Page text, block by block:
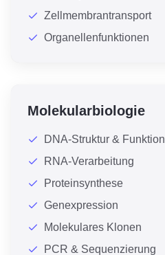
Zellmembrantransport
Organellenfunktionen
Molekularbiologie
DNA-Struktur & Funktion
RNA-Verarbeitung
Proteinsynthese
Genexpression
Molekulares Klonen
PCR & Sequenzierung